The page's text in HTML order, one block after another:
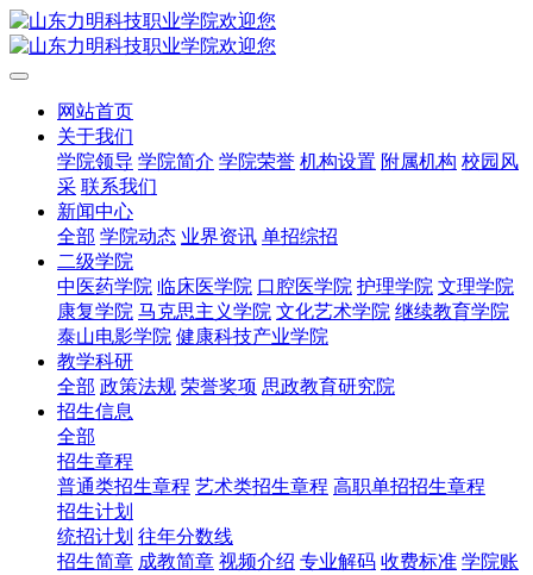
网站首页
关于我们
学院领导 学院简介 学院荣誉 机构设置 附属机构 校园风
采 联系我们
新闻中心
全部 学院动态 业界资讯 单招综招
二级学院
中医药学院 临床医学院 口腔医学院 护理学院 文理学院
康复学院 马克思主义学院 文化艺术学院 继续教育学院
泰山电影学院 健康科技产业学院
教学科研
全部 政策法规 荣誉奖项 思政教育研究院
招生信息
全部
招生章程
普通类招生章程 艺术类招生章程 高职单招招生章程
招生计划
统招计划 往年分数线
招生简章 成教简章 视频介绍 专业解码 收费标准 学院账